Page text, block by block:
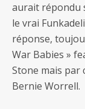
aurait répondu
le vrai
réponse,
War Babies »
Stone mais par
Bernie Worrell.